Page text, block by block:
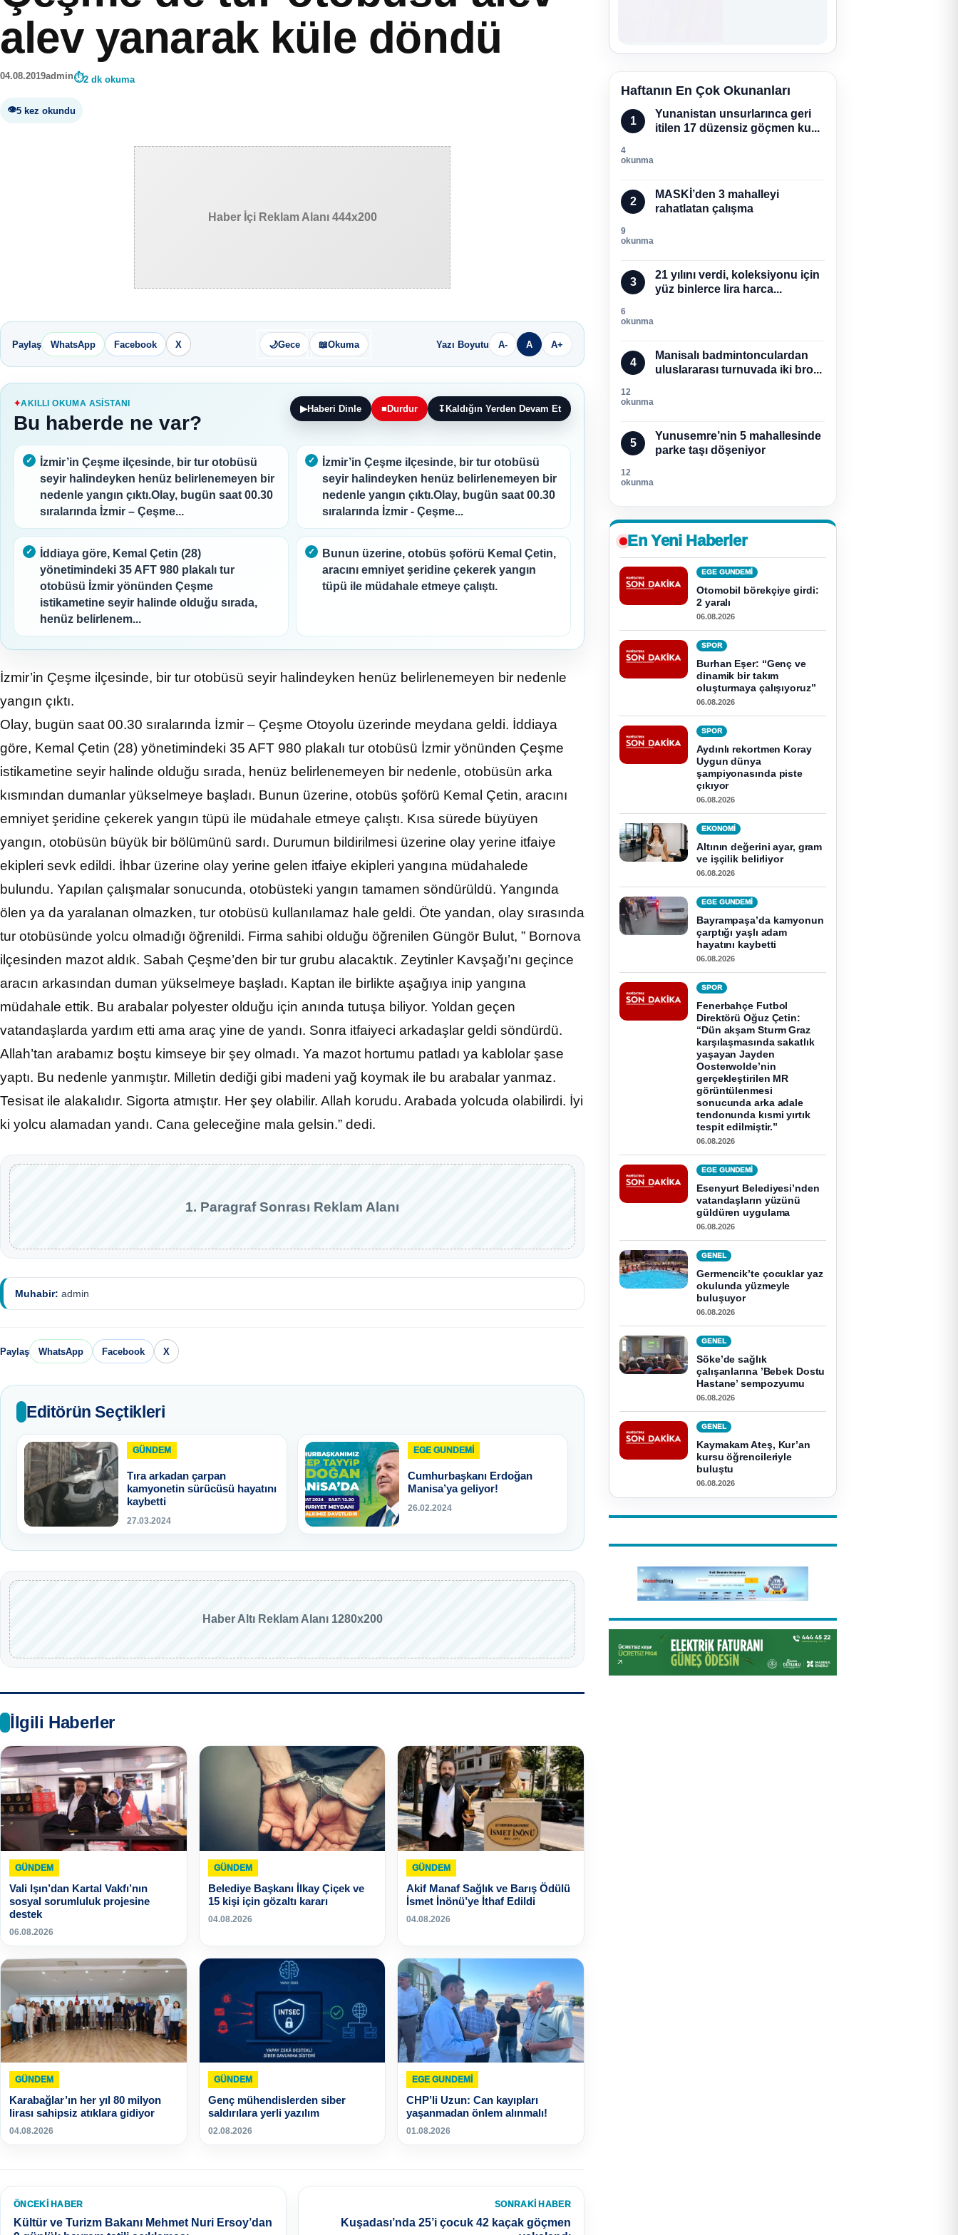
alev yanarak küle döndü
04.08.2019admin 2 dk okuma
5 kez okundu
Haber İçi Reklam Alanı 444x200
Paylaş WhatsApp Facebook X 🌙Gece 📖Okuma Yazı Boyutu A- A A+
AKILLI OKUMA ASISTANI
Bu haberde ne var?
▶Haberi Dinle ■ Durdur ↧ Kaldığın Yerden Devam Et
İzmir’in Çeşme ilçesinde, bir tur otobüsü
seyir halindeyken henüz belirlenemeyen bir
nedenle yangın çıktı.Olay, bugün saat 00.30
sıralarında İzmir – Çeşme...
İzmir’in Çeşme ilçesinde, bir tur otobüsü
seyir halindeyken henüz belirlenemeyen bir
nedenle yangın çıktı.Olay, bugün saat 00.30
sıralarında İzmir - Çeşme...
İddiaya göre, Kemal Çetin (28)
yönetimindeki 35 AFT 980 plakalı tur
otobüsü İzmir yönünden Çeşme
istikametine seyir halinde olduğu sırada,
henüz belirlenem...
Bunun üzerine, otobüs şoförü Kemal Çetin,
aracını emniyet şeridine çekerek yangın
tüpü ile müdahale etmeye çalıştı.
İzmir’in Çeşme ilçesinde, bir tur otobüsü seyir halindeyken henüz belirlenemeyen bir nedenle
yangın çıktı.
Olay, bugün saat 00.30 sıralarında İzmir – Çeşme Otoyolu üzerinde meydana geldi. İddiaya
göre, Kemal Çetin (28) yönetimindeki 35 AFT 980 plakalı tur otobüsü İzmir yönünden Çeşme
istikametine seyir halinde olduğu sırada, henüz belirlenemeyen bir nedenle, otobüsün arka
kısmından dumanlar yükselmeye başladı. Bunun üzerine, otobüs şoförü Kemal Çetin, aracını
emniyet şeridine çekerek yangın tüpü ile müdahale etmeye çalıştı. Kısa sürede büyüyen
yangın, otobüsün büyük bir bölümünü sardı. Durumun bildirilmesi üzerine olay yerine itfaiye
ekipleri sevk edildi. İhbar üzerine olay yerine gelen itfaiye ekipleri yangına müdahalede
bulundu. Yapılan çalışmalar sonucunda, otobüsteki yangın tamamen söndürüldü. Yangında
ölen ya da yaralanan olmazken, tur otobüsü kullanılamaz hale geldi. Öte yandan, olay sırasında
tur otobüsünde yolcu olmadığı öğrenildi. Firma sahibi olduğu öğrenilen Güngör Bulut, ” Bornova
ilçesinden mazot aldık. Sabah Çeşme’den bir tur grubu alacaktık. Zeytinler Kavşağı’nı geçince
aracın arkasından duman yükselmeye başladı. Kaptan ile birlikte aşağıya inip yangına
müdahale ettik. Bu arabalar polyester olduğu için anında tutuşa biliyor. Yoldan geçen
vatandaşlarda yardım etti ama araç yine de yandı. Sonra itfaiyeci arkadaşlar geldi söndürdü.
Allah’tan arabamız boştu kimseye bir şey olmadı. Ya mazot hortumu patladı ya kablolar şase
yaptı. Bu nedenle yanmıştır. Milletin dediği gibi madeni yağ koymak ile bu arabalar yanmaz.
Tesisat ile alakalıdır. Sigorta atmıştır. Her şey olabilir. Allah korudu. Arabada yolcuda olabilirdi. İyi
ki yolcu alamadan yandı. Cana geleceğine mala gelsin.” dedi.
1. Paragraf Sonrası Reklam Alanı
Muhabir: admin
Paylaş WhatsApp Facebook X
Editörün Seçtikleri
GÜNDEM
Tıra arkadan çarpan
kamyonetin sürücüsü hayatını
kaybetti
27.03.2024
EGE GUNDEMİ
Cumhurbaşkanı Erdoğan
Manisa’ya geliyor!
26.02.2024
Haber Altı Reklam Alanı 1280x200
İlgili Haberler
GÜNDEM
Vali Işın’dan Kartal Vakfı’nın
sosyal sorumluluk projesine
destek
06.08.2026
GÜNDEM
Belediye Başkanı İlkay Çiçek ve
15 kişi için gözaltı kararı
04.08.2026
GÜNDEM
Akif Manaf Sağlık ve Barış Ödülü
İsmet İnönü’ye İthaf Edildi
04.08.2026
GÜNDEM
Karabağlar’ın her yıl 80 milyon
lirası sahipsiz atıklara gidiyor
04.08.2026
GÜNDEM
Genç mühendislerden siber
saldırılara yerli yazılım
02.08.2026
EGE GUNDEMİ
CHP’li Uzun: Can kayıpları
yaşanmadan önlem alınmalı!
01.08.2026
ÖNCEKI HABER
Kültür ve Turizm Bakanı Mehmet Nuri Ersoy’dan
SONRAKI HABER
Kuşadası’nda 25’i çocuk 42 kaçak göçmen
Haftanın En Çok Okunanları
1
Yunanistan unsurlarınca geri
itilen 17 düzensiz göçmen ku...
4
okunma
2
MASKİ’den 3 mahalleyi
rahatlatan çalışma
9
okunma
3
21 yılını verdi, koleksiyonu için
yüz binlerce lira harca...
6
okunma
4
Manisalı badmintonculardan
uluslararası turnuvada iki bro...
12
okunma
5
Yunusemre’nin 5 mahallesinde
parke taşı döşeniyor
12
okunma
En Yeni Haberler
EGE GUNDEMİ
Otomobil börekçiye girdi:
2 yaralı
06.08.2026
SPOR
Burhan Eşer: “Genç ve
dinamik bir takım
oluşturmaya çalışıyoruz”
06.08.2026
SPOR
Aydınlı rekortmen Koray
Uygun dünya
şampiyonasında piste
çıkıyor
06.08.2026
EKONOMI
Altının değerini ayar, gram
ve işçilik belirliyor
06.08.2026
EGE GUNDEMİ
Bayrampaşa’da kamyonun
çarptığı yaşlı adam
hayatını kaybetti
06.08.2026
SPOR
Fenerbahçe Futbol
Direktörü Oğuz Çetin:
“Dün akşam Sturm Graz
karşılaşmasında sakatlık
yaşayan Jayden
Oosterwolde’nin
gerçekleştirilen MR
görüntülenmesi
sonucunda arka adale
tendonunda kısmi yırtık
tespit edilmiştir.”
06.08.2026
EGE GUNDEMİ
Esenyurt Belediyesi’nden
vatandaşların yüzünü
güldüren uygulama
06.08.2026
GENEL
Germencik’te çocuklar yaz
okulunda yüzmeyle
buluşuyor
06.08.2026
GENEL
Söke’de sağlık
çalışanlarına ’Bebek Dostu
Hastane’ sempozyumu
06.08.2026
GENEL
Kaymakam Ateş, Kur’an
kursu öğrencileriyle
buluştu
06.08.2026